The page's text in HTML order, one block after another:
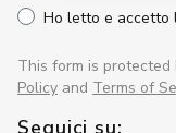
Ho letto e accetto
This form is protected
Policy and Terms of